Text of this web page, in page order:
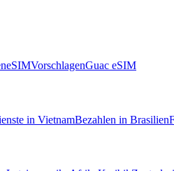
eSIMVorschlagenGuac eSIM
in VietnamBezahlen in Brasilien